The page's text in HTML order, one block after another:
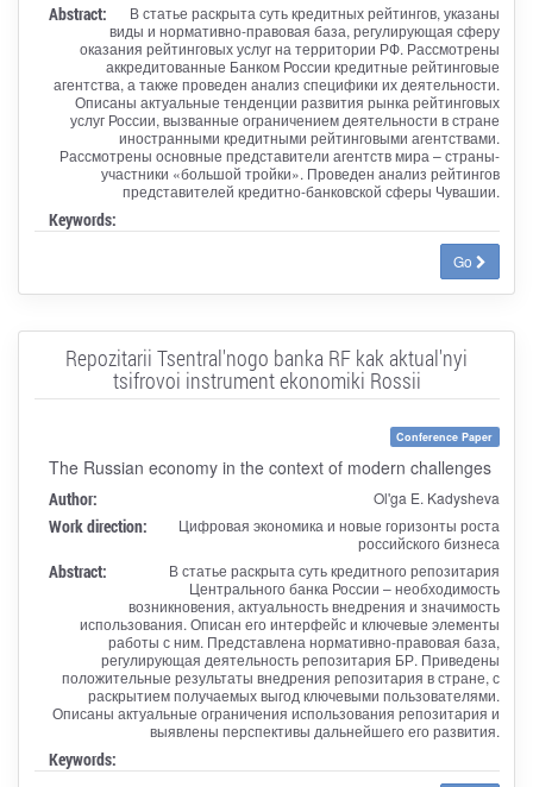
Abstract:
В статье раскрыта суть кредитных рейтингов, указаны
виды и нормативно-правовая база, регулирующая сферу
оказания рейтинговых услуг на территории РФ. Рассмотрены
аккредитованные Банком России кредитные рейтинговые
агентства, а также проведен анализ специфики их деятельности.
Описаны актуальные тенденции развития рынка рейтинговых
услуг России, вызванные ограничением деятельности в стране
иностранными кредитными рейтинговыми агентствами.
Рассмотрены основные представители агентств мира – страны-
участники «большой тройки». Проведен анализ рейтингов
представителей кредитно-банковской сферы Чувашии.
Keywords:
Go
Repozitarii Tsentral'nogo banka RF kak aktual'nyi
tsifrovoi instrument ekonomiki Rossii
Conference Paper
The Russian economy in the context of modern challenges
Author: Ol'ga E. Kadysheva
Work direction:
Цифровая экономика и новые горизонты роста
российского бизнеса
Abstract:
В статье раскрыта суть кредитного репозитария
Центрального банка России – необходимость
возникновения, актуальность внедрения и значимость
использования. Описан его интерфейс и ключевые элементы
работы с ним. Представлена нормативно-правовая база,
регулирующая деятельность репозитария БР. Приведены
положительные результаты внедрения репозитария в стране, с
раскрытием получаемых выгод ключевыми пользователями.
Описаны актуальные ограничения использования репозитария и
выявлены перспективы дальнейшего его развития.
Keywords: